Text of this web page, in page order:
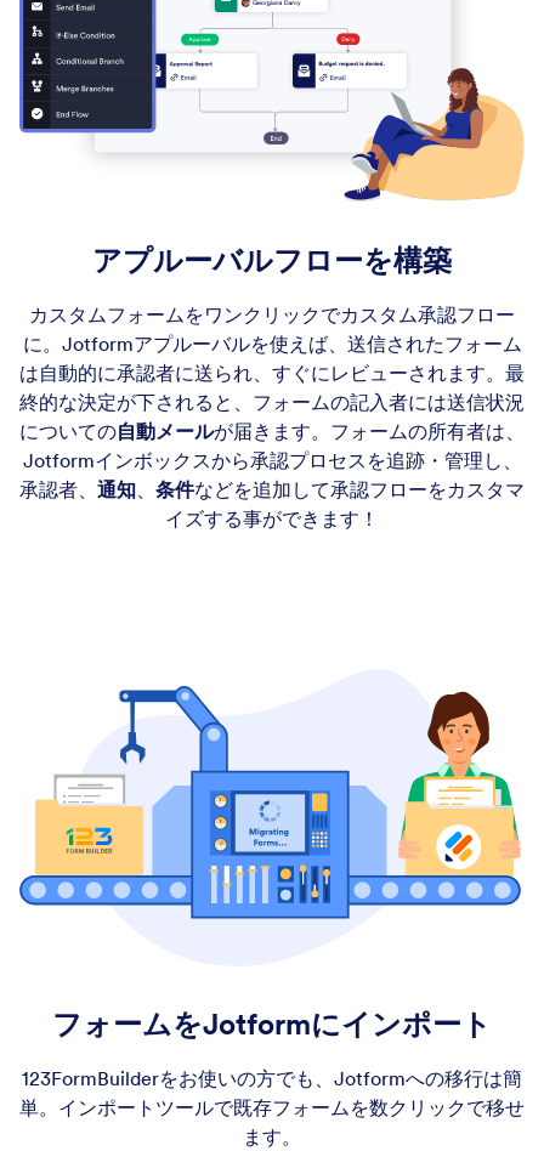
アプルーバルフローを構築
カスタムフォームをワンクリックでカスタム承認フロー
に。Jotformアプルーバルを使えば、送信されたフォーム
は自動的に承認者に送られ、すぐにレビューされます。最
終的な決定が下されると、フォームの記入者には送信状況
についての自動メールが届きます。フォームの所有者は、
Jotformインボックスから承認プロセスを追跡・管理し、
承認者、 通知、 条件などを追加して承認フローをカスタマ
イズする事ができます！
フォームをJotformにインポート
123FormBuilderをお使いの方でも、Jotformへの移行は簡
単。インポートツールで既存フォームを数クリックで移せ
ます。